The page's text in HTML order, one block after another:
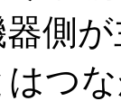
側
つ